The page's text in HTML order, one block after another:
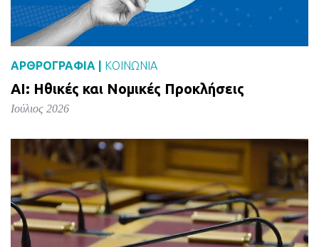
ΑΡΘΡΟΓΡΑΦΙΑ | ΚΟΙΝΩΝΙΑ
AI: Ηθικές και Νομικές Προκλήσεις
Ιούλιος 2026